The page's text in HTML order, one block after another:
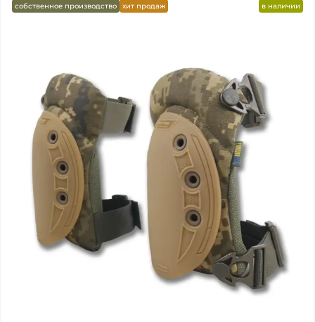
собственное производство хит продаж в наличии